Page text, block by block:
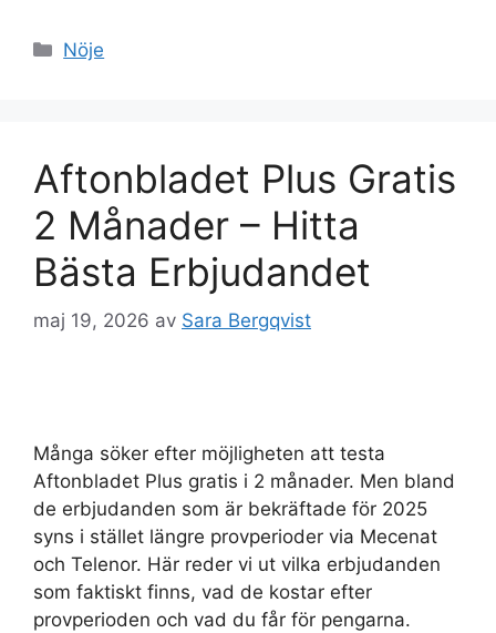
Kategorier
Nöje
Aftonbladet Plus Gratis
2 Månader – Hitta
Bästa Erbjudandet
maj 19, 2026 av Sara Bergqvist
Många söker efter möjligheten att testa
Aftonbladet Plus gratis i 2 månader. Men bland
de erbjudanden som är bekräftade för 2025
syns i stället längre provperioder via Mecenat
och Telenor. Här reder vi ut vilka erbjudanden
som faktiskt finns, vad de kostar efter
provperioden och vad du får för pengarna.